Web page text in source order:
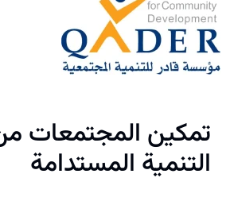
تمكين المجتمعات
التنمية المستدامة